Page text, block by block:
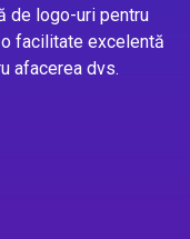
de logo-uri pentru
facilitate excelentă
afacerea dvs.